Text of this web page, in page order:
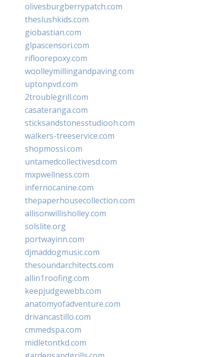
olivesburgberrypatch.com
theslushkids.com
giobastian.com
glpascensori.com
rifloorepoxy.com
woolleymillingandpaving.com
uptonpvd.com
2troublegrill.com
casateranga.com
sticksandstonesstudiooh.com
walkers-treeservice.com
shopmossi.com
untamedcollectivesd.com
mxpwellness.com
infernocanine.com
thepaperhousecollection.com
allisonwillisholley.com
solslite.org
portwayinn.com
djmaddogmusic.com
thesoundarchitects.com
allin1roofing.com
keepjudgewebb.com
anatomyofadventure.com
drivancastillo.com
cmmedspa.com
midletontkd.com